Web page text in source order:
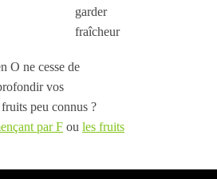
garder
fraîcheur
O ne cesse de
vos
fruits peu connus ?
par F ou les fruits